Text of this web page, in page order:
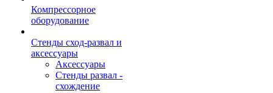
Компрессорное
оборудование
Стенды сход-развал и
аксессуары
Аксессуары
Стенды развал -
схождение